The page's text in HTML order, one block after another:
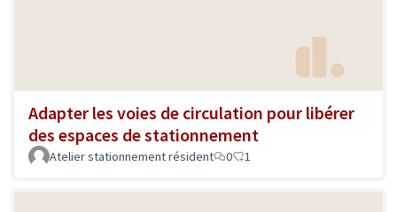
Adapter les voies de circulation pour libérer
des espaces de stationnement
Atelier stationnement résident 0 1